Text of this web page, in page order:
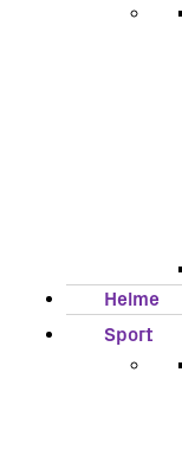
Helme
Sport